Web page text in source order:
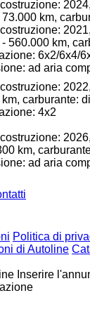
km,
560.000 km,
6x2/6x4/
ad aria
carburante:
4x2
km,
ad aria
Politica di
di Autoline
Inserire